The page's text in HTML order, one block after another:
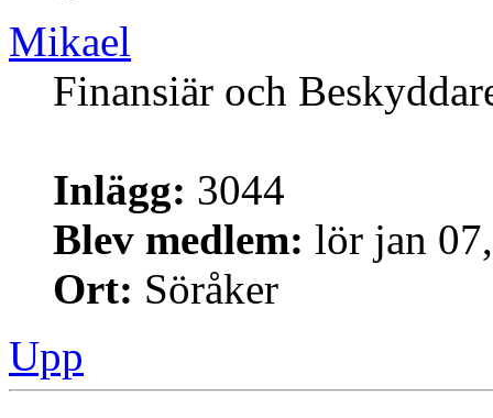
Mikael
Finansiär och
Inlägg: 3044
Blev medlem: lör jan
Ort: Söråker
Upp